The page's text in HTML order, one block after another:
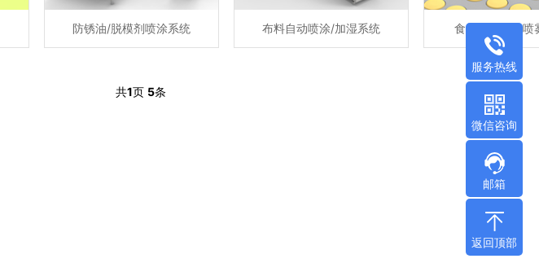
防锈油/脱模剂喷涂系统 布料自动喷涂/加湿系统 食品加工自动喷
共1页 5条
服务热线
微信咨询
邮箱
返回顶部